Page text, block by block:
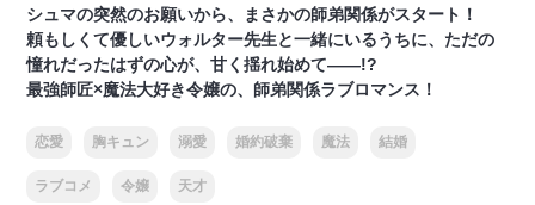
シュマの突然のお願いから、まさかの師弟関係がスタート！
頼もしくて優しいウォルター先生と一緒にいるうちに、ただの
憧れだったはずの心が、甘く揺れ始めて――!?
最強師匠×魔法大好き令嬢の、師弟関係ラブロマンス！
恋愛 胸キュン 溺愛 婚約破棄 魔法 結婚
ラブコメ 令嬢 天才